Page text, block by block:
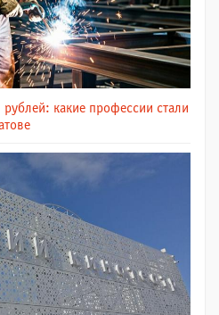
какие профессии стали